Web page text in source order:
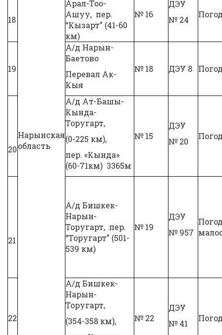
Нарынская
область
18
Арал-Тоо-
Ашуу, пер.
“Кызарт” (41-60
км)
№ 16
ДЭУ
№ 24
19
А/д Нарын-
Баетово
Перевал Ак-
Кыя
№ 18 ДЭУ 8
20
А/д Ат-Башы-
Кында-
Торугарт,
(0-225 км),
пер. «Кында»
(60-71км) 3365м
№ 15
ДЭУ
№ 20
21
А/д Бишкек-
Нарын-
Торугарт, пер.
“Торугарт” (501-
539 км)
№ 19
ДЭУ
№ 957
22
А/д Бишкек-
Нарын-
Торугарт,
(354-358 км),
№ 22
ДЭУ
№ 41